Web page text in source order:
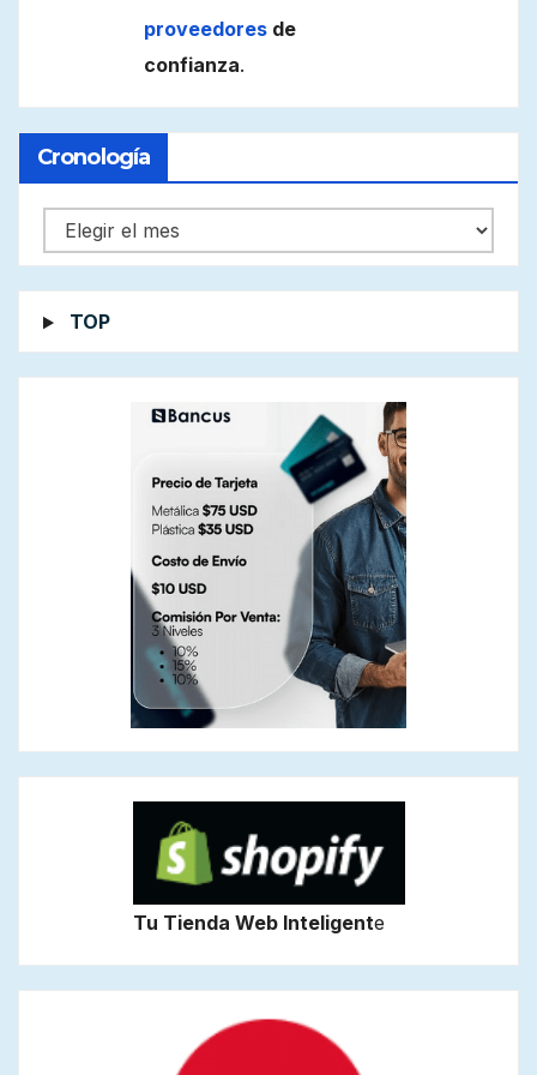
proveedores de
confianza.
Cronología
Cronología
TOP
Tu Tienda Web Inteligente